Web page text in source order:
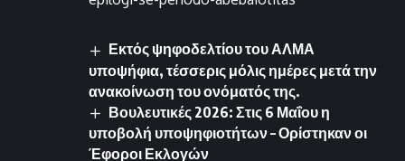
Εκτός ψηφοδελτίου του ΑΛΜΑ
υποψήφια, τέσσερις μόλις ημέρες μετά την
ανακοίνωση του ονόματός της.
Βουλευτικές 2026: Στις 6 Μαΐου η
υποβολή υποψηφιοτήτων – Ορίστηκαν οι
Έφοροι Εκλογών